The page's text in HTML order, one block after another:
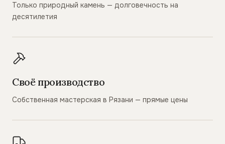
Только природный камень — долговечность на
десятилетия
Своё производство
Собственная мастерская в Рязани — прямые цены